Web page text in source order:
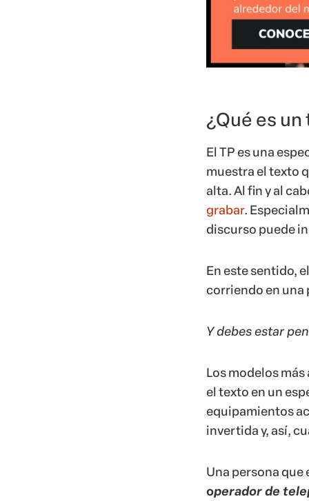
¿Qué es
El TP es una
muestra el texto
alta. Al fin y al
grabar.
discurso puede
En este sentido,
corriendo en una
Y debes estar
Los modelos
el texto en un
equipamientos
invertida y, así,
Una persona
operador de